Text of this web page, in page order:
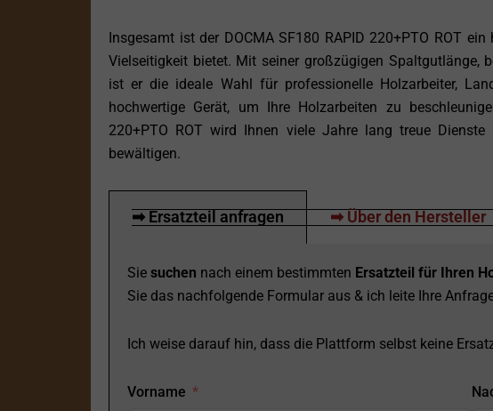
Insgesamt ist der DOCMA SF180 RAPID 220+PTO ROT
Vielseitigkeit bietet. Mit seiner großzügigen Spaltgutlänge,
ist er die ideale Wahl für professionelle Holzarbeiter,
hochwertige Gerät, um Ihre Holzarbeiten zu
220+PTO ROT wird Ihnen viele Jahre lang treue
bewältigen.
➡ Ersatzteil anfragen ➡ Über den Hersteller
Sie suchen nach einem bestimmten Ersatzteil für Ihren
Sie das nachfolgende Formular aus & ich leite Ihre
Ich weise darauf hin, dass die Plattform selbst keine
Vorname